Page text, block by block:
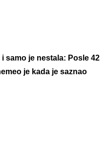
samo je nestala: Posle 42
je kada je saznao